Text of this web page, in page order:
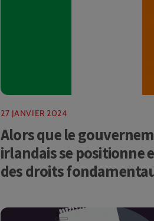
27 JANVIER 2024
Alors que le
irlandais se positionne
des droits
est-il de la France ?